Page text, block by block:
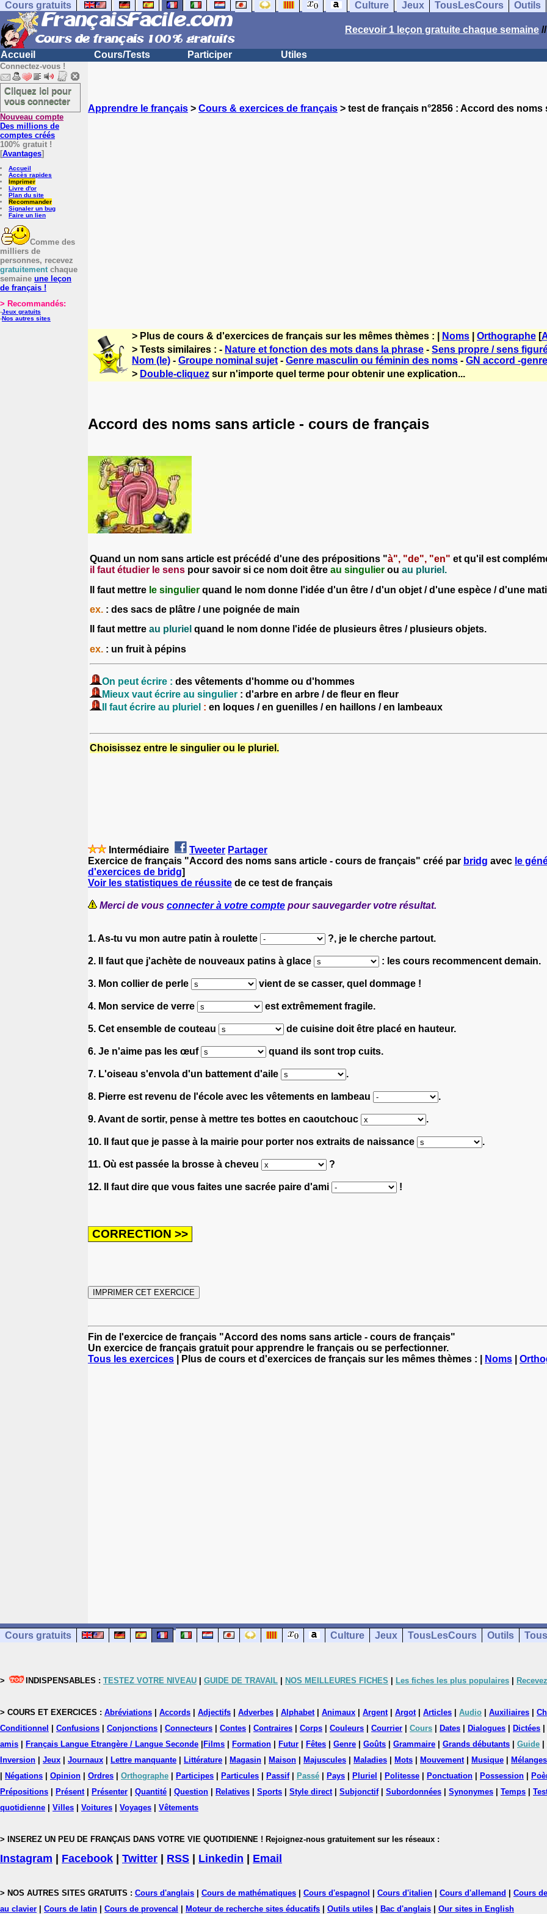
Cours gratuits Culture Jeux TousLesCours Outils
Recevoir 1 leçon gratuite chaque semaine //
Accueil Cours/Tests Participer Utiles
Connectez-vous !
Cliquez ici pour
vous connecter
Nouveau compte
Des millions de
comptes créés
100% gratuit !
[Avantages]
Accueil
Accès rapides
Imprimer
Livre d'or
Plan du site
Recommander
Signaler un bug
Faire un lien
Comme des
milliers de
personnes, recevez
gratuitementchaque
semaine une leçon
de français !
> Recommandés:
-Jeux gratuits
-Nos autres sites
Apprendre le français > Cours & exercices de français > test de français n°2856 : Accord des
> Plus de cours & d'exercices de français sur les mêmes thèmes : | Noms Orthographe [
> Tests similaires : - Nature et fonction des mots dans la phrase - Sens propre / sens
Nom (le) - Groupe nominal sujet - Genre masculin ou féminin des noms - GN accord -
> Double-cliquez sur n'importe quel terme pour obtenir une explication...
Accord des noms sans article - cours de français
Quand un nom sans article est précédé d'une des prépositions "à", "de", "en" et qu'il est
il faut étudier le sens pour savoir si ce nom doit être au singulier ou au pluriel.
Il faut mettre le singulier quand le nom donne l'idée d'un être / d'un objet / d'une espèce / d'une
ex. : des sacs de plâtre / une poignée de main
Il faut mettre au pluriel quand le nom donne l'idée de plusieurs êtres / plusieurs objets.
ex. : un fruit à pépins
On peut écrire : des vêtements d'homme ou d'hommes
Mieux vaut écrire au singulier : d'arbre en arbre / de fleur en fleur
Il faut écrire au pluriel : en loques / en guenilles / en haillons / en lambeaux
C hoisissez entre le singulier ou le pluriel.
Intermédiaire Tweeter Partager
Exercice de français "Accord des noms sans article - cours de français" créé par bridg avec le
d'exercices de bridg]
Voir les statistiques de réussite de ce test de français
Merci de vous connecter à votre compte pour sauvegarder votre résultat.
1. As-tu vu mon autre patin à roulette ?, je le cherche partout.
2. Il faut que j'achète de nouveaux patins à glace : les cours recommencent demain.
3. Mon collier de perle vient de se casser, quel dommage !
4. Mon service de verre est extrêmement fragile.
5. Cet ensemble de couteau de cuisine doit être placé en hauteur.
6. Je n'aime pas les œuf quand ils sont trop cuits.
7. L'oiseau s'envola d'un battement d'aile .
8. Pierre est revenu de l'école avec les vêtements en lambeau .
9. Avant de sortir, pense à mettre tes bottes en caoutchouc .
10. Il faut que je passe à la mairie pour porter nos extraits de naissance .
11. Où est passée la brosse à cheveu ?
12. Il faut dire que vous faites une sacrée paire d'ami !
Fin de l'exercice de français "Accord des noms sans article - cours de français"
Un exercice de français gratuit pour apprendre le français ou se perfectionner.
Tous les exercices | Plus de cours et d'exercices de français sur les mêmes thèmes : | Noms
Cours gratuits Culture Jeux TousLesCours Outils
> INDISPENSABLES : TESTEZ VOTRE NIVEAU GUIDE DE TRAVAIL NOS MEILLEURES FICHES Les fiches les plus populaires
> COURS ET EXERCICES : Abréviations Accords Adjectifs Adverbes Alphabet| Animaux Argent| Argot| Articles Audio Auxiliaires
Conditionnel
Confusions Conjonctions Connecteurs Contes Contraires Corps Couleurs Courrier Cours Dates Dialogues Dictées
amis
Français Langue Etrangère / Langue Seconde Films Formation Futur Fêtes Genre Goûts Grammaire Grands débutants Guide
Inversion
Jeux Journaux Lettre manquante Littérature Magasin Maison Majuscules Maladies Mots Mouvement| Musique Mélanges
Négations Opinion Ordres Orthographe Participes Particules Passif| Passé Pays Pluriel Politesse Ponctuation Possession
Prépositions
Présent| Présenter Quantité Question Relatives Sports Style direct| Subjonctif| Subordonnées Synonymes Temps
quotidienne
Villes Voitures Voyages Vêtements
> INSEREZ UN PEU DE FRANÇAIS DANS VOTRE VIE QUOTIDIENNE ! Rejoignez-nous gratuitement sur les réseaux :
Instagram Facebook Twitter RSS Linkedin Email
> NOS AUTRES SITES GRATUITS : Cours d'anglais Cours de mathématiques Cours d'espagnol Cours d'italien Cours d'allemand Cours
au clavier
Cours de latin Cours de provencal Moteur de recherche sites éducatifs Outils utiles Bac d'anglais Our sites in English